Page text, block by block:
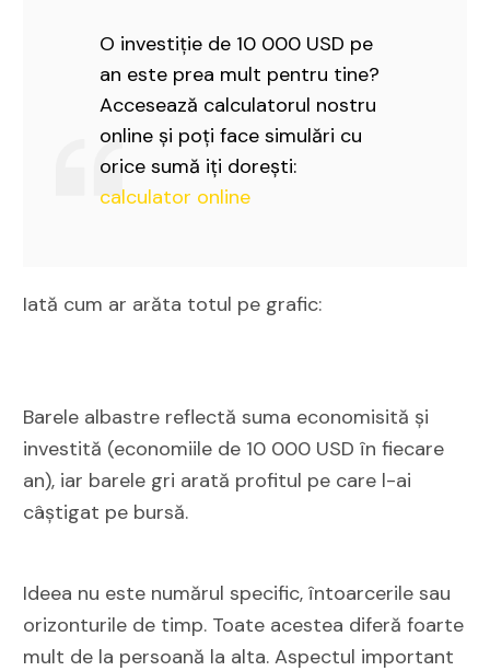
O investiție de 10 000 USD pe
an este prea mult pentru tine?
Accesează calculatorul nostru
online și poți face simulări cu
orice sumă iți dorești:
calculator online
Iată cum ar arăta totul pe grafic:
Barele albastre reflectă suma economisită și
investită (economiile de 10 000 USD în fiecare
an), iar barele gri arată profitul pe care l-ai
câștigat pe bursă.
Ideea nu este numărul specific, întoarcerile sau
orizonturile de timp. Toate acestea diferă foarte
mult de la persoană la alta. Aspectul important